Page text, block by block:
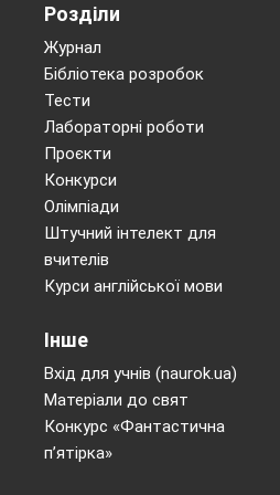
Розділи
Журнал
Бібліотека розробок
Тести
Лабораторні роботи
Проєкти
Конкурси
Олімпіади
Штучний інтелект для
вчителів
Курси англійської мови
Інше
Вхід для учнів (naurok.ua)
Матеріали до свят
Конкурс «Фантастична
п’ятірка»